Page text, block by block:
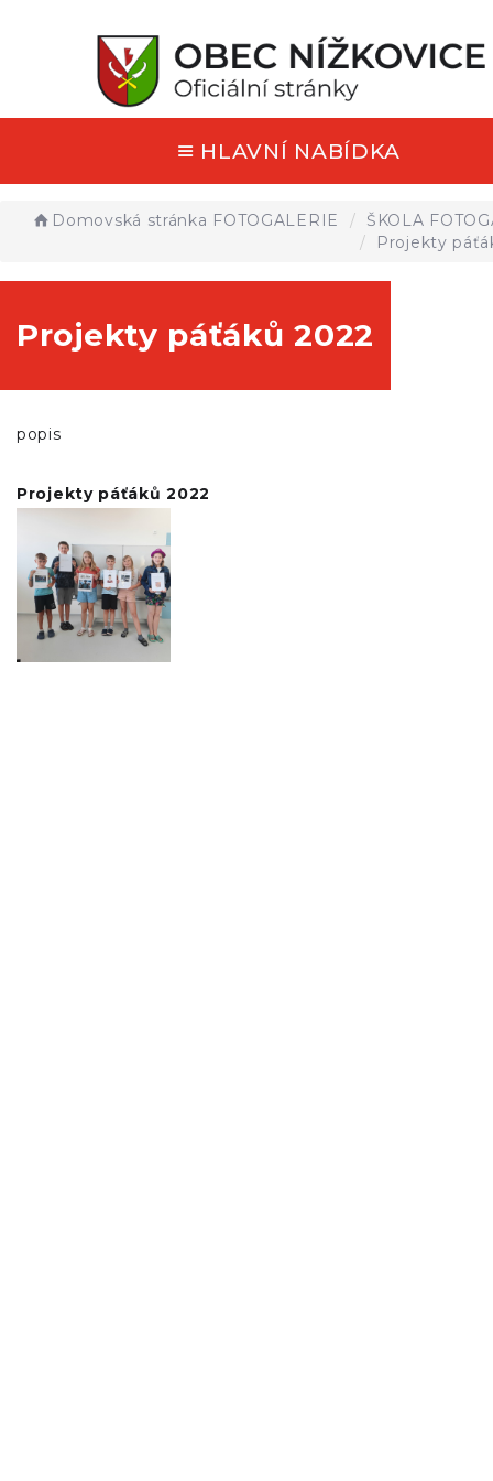
HLAVNÍ NABÍDKA
Domovská stránka FOTOGALERIE
ŠKOLA
Projekty
Projekty páťáků 2022
popis
Projekty páťáků 2022